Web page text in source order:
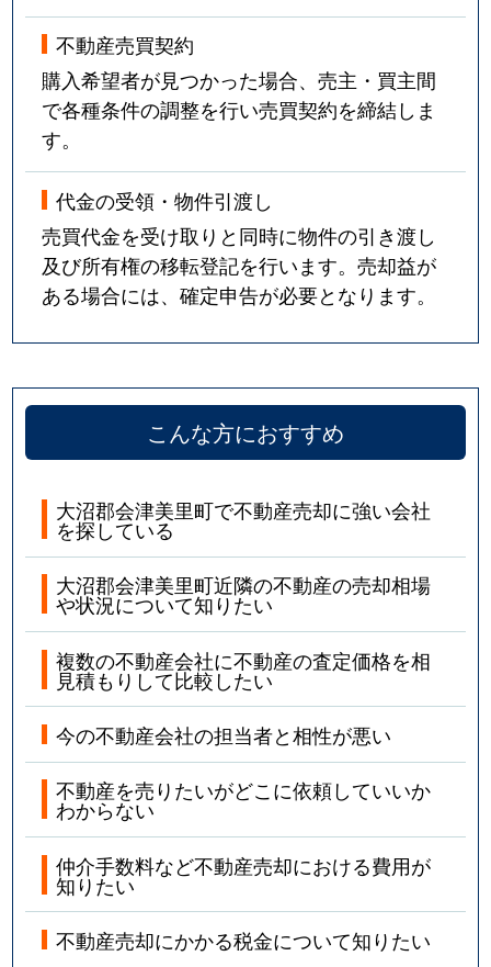
不動産売買契約
購入希望者が見つかった場合、売主・買主間
で各種条件の調整を行い売買契約を締結しま
す。
代金の受領・物件引渡し
売買代金を受け取りと同時に物件の引き渡し
及び所有権の移転登記を行います。売却益が
ある場合には、確定申告が必要となります。
こんな方におすすめ
大沼郡会津美里町で不動産売却に強い会社
を探している
大沼郡会津美里町近隣の不動産の売却相場
や状況について知りたい
複数の不動産会社に不動産の査定価格を相
見積もりして比較したい
今の不動産会社の担当者と相性が悪い
不動産を売りたいがどこに依頼していいか
わからない
仲介手数料など不動産売却における費用が
知りたい
不動産売却にかかる税金について知りたい